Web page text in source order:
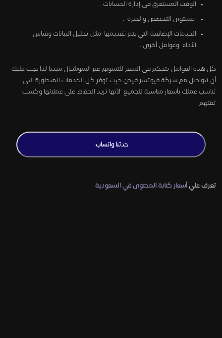
الوقت المستغرق فى إدارة الحسابات .
مستوى التخصص والخبرة .
الخدمات الإضافية التي يتم تقديمها مثل تحليل البيانات وقياس
الأداء وعوامل أخرى .
كل هذه العوامل تتحكم فى السعر للتسويق عبر السوشيال ميديا لذا يجب عليك
أن تتواصل مع شركة فيوتشر فيجن حيث توفر كل الخدمات المتطورة التى
تناسب عملك بأسعار مناسبة للجميع لأنها تريد الحفاظ على عملائها وكسب
ثقتهم .
حدثنا واتساب
تعرف علي أسعار كتابة المحتوى في السعودية